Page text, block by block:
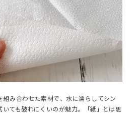
組み合わせた素材で、水に濡らしてシン
ても破れにくいのが魅力。「紙」とは思